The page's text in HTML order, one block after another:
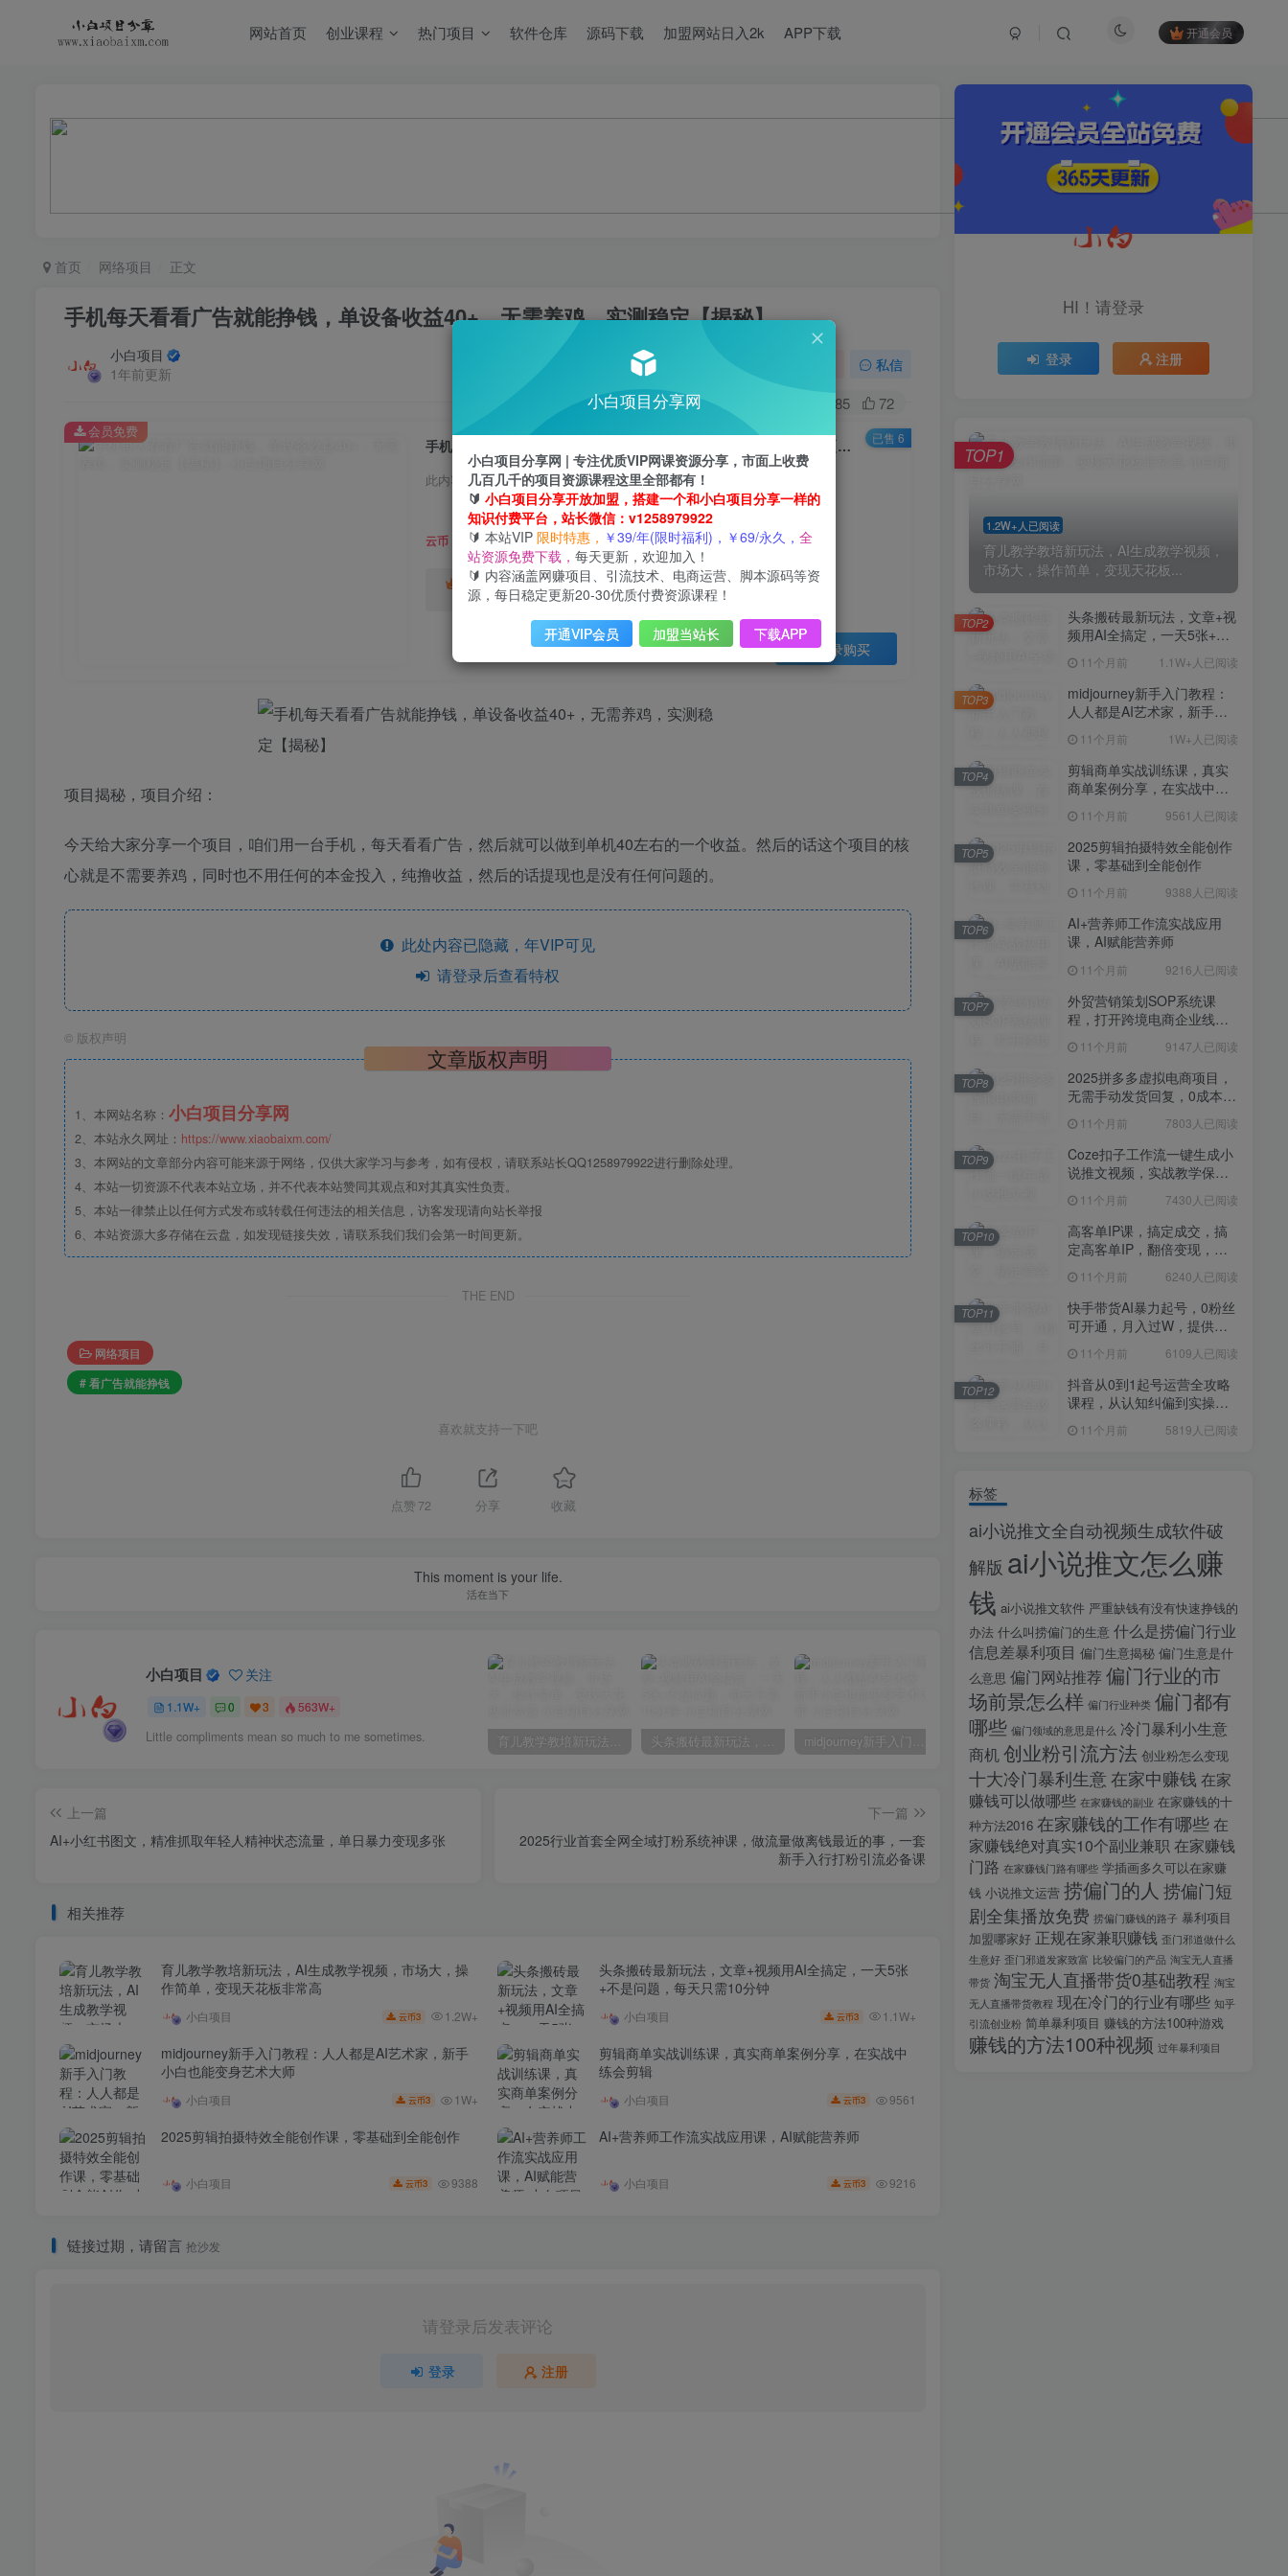
网站首页 创业课程 热门项目 软件仓库 源码下载 加盟网站日入2k APP下载 开通会员
首页 网络项目 正文
手机每天看看广告就能挣钱，单设备收益40+，无需养鸡，实测稳定【揭秘】
小白项目
1年前更新
私信
485 72
手机每天看看广告就能挣钱，单设备收益40+，无需养鸡，实测稳定【揭秘】
此内容为会员免费，请付费后查看
云币 3 限时特惠
云币99
年VIP免费 终身VIP会员
免费
登录购买
会员免费 已售 6
项目揭秘，项目介绍：
今天给大家分享一个项目，咱们用一台手机，每天看看广告，然后就可以做到单机40左右的一个收益。然后的话这个项目的核
心就是不需要养鸡，同时也不用任何的本金投入，纯撸收益，然后的话提现也是没有任何问题的。
此处内容已隐藏，年VIP可见
请登录后查看特权
© 版权声明
文章版权声明
1、本网站名称： 小白项目分享网
2、本站永久网址： https://www.xiaobaixm.com/
3、本网站的文章部分内容可能来源于网络，仅供大家学习与参考，如有侵权，请联系站长QQ1258979922进行删除处理。
4、本站一切资源不代表本站立场，并不代表本站赞同其观点和对其真实性负责。
5、本站一律禁止以任何方式发布或转载任何违法的相关信息，访客发现请向站长举报
6、本站资源大多存储在云盘，如发现链接失效，请联系我们我们会第一时间更新。
THE END
网络项目
# 看广告就能挣钱
喜欢就支持一下吧
点赞 72 分享 收藏
You have to work very hard to seem effortless.
你必须十分努力，才能看上去毫不费劲
小白项目 关注
1.1W+ 0 3 563W+
You have to work very hard to seem effortless. 育儿教学教培新玩法，AI生成教学视频，市场大，操作简单，变现天花板非常高 头条搬砖最新玩法，文章+视频用AI全搞定，一天5张+不是问题，每天只需10分钟 midjourney新手入门教程：人人都是AI艺术家，新手小白也能变身艺术大师 剪辑商单实战训练课，真实商单案例分享，在实战中练会剪辑 2025剪辑拍摄特效全能创作课，零基础到全能创作
上一篇
AI+小红书图文，精准抓取年轻人精神状态流量，单日暴力变现多张
下一篇
2025行业首套全网全域打粉系统神课，做流量做离钱最近的事，一套
新手入行打粉引流必备课
相关推荐
育儿教学教培新玩法，AI生成教学视频，市场大，操
作简单，变现天花板非常高
小白项目 云币3 1.2W+
头条搬砖最新玩法，文章+视频用AI全搞定，一天5张
+不是问题，每天只需10分钟
小白项目 云币3 1.1W+
midjourney新手入门教程：人人都是AI艺术家，新手
小白也能变身艺术大师
小白项目 云币3 1W+
剪辑商单实战训练课，真实商单案例分享，在实战中
练会剪辑
小白项目 云币3 9561
2025剪辑拍摄特效全能创作课，零基础到全能创作
小白项目 云币3 9388
AI+营养师工作流实战应用课，AI赋能营养师
小白项目 云币3 9216
链接过期，请留言 抢沙发
请登录后发表评论
登录 注册
1.2W+人已阅读
育儿教学教培新玩法，AI生成教学视频，
市场大，操作简单，变现天花板...
TOP1
频用AI全搞定，一天5张+不
是问题，每天只需10分钟
midjourney新手入门教程：
人人都是AI艺术家，新手小
TOP4
11个月前 9388人已阅读
TOP5
AI+营养师工作流实战应用
课，AI赋能营养师
11个月前 9216人已阅读
TOP6
外贸营销策划SOP系统课
程，打开跨境电商企业线上
营销任督二脉
11个月前 9147人已阅读
2025拼多多虚拟电商项目，
无需手动发货回复，0成本，
轻松月入1-5W【揭秘】
11个月前 7803人已阅读
Coze扣子工作流一键生成小
说推文视频，实战教学保姆
级教程11个月前 7430人已阅读
高客单IP课，搞定成交，搞
定高客单IP，翻倍变现，轻
松卖爆，不销而销
11个月前 6240人已阅读
快手带货AI暴力起号，0粉丝
可开通，月入过W，提供账
号就行，适合普通人的懒人
项目【揭秘】
11个月前 6109人已阅读
抖音从0到1起号运营全攻略
课程，从认知纠偏到实操落
地，高效起号变现
11个月前 5819人已阅读
HI！请登录
登录 注册
1.2W+人已阅读
育儿教学教培新玩法，AI生成教学视频，
市场大，操作简单，变现天花板...
TOP1
头条搬砖最新玩法，文章+视
频用AI全搞定，一天5张+不
11个月前 1.1W+人已阅读
TOP2
midjourney新手入门教程：
人人都是AI艺术家，新手小
11个月前 1W+人已阅读
TOP3
剪辑商单实战训练课，真实
商单案例分享，在实战中练
11个月前 9561人已阅读
TOP4
2025剪辑拍摄特效全能创作
课，零基础到全能创作
11个月前 9388人已阅读
TOP5
AI+营养师工作流实战应用
课，AI赋能营养师
11个月前 9216人已阅读
TOP6
外贸营销策划SOP系统课
程，打开跨境电商企业线上
11个月前 9147人已阅读
TOP7
2025拼多多虚拟电商项目，
无需手动发货回复，0成本，
11个月前 7803人已阅读
TOP8
Coze扣子工作流一键生成小
说推文视频，实战教学保姆
11个月前 7430人已阅读
TOP9
高客单IP课，搞定成交，搞
定高客单IP，翻倍变现，轻
11个月前 6240人已阅读
TOP10
快手带货AI暴力起号，0粉丝
可开通，月入过W，提供账
项目【揭秘】
11个月前 6109人已阅读
TOP11
抖音从0到1起号运营全攻略
课程，从认知纠偏到实操落
11个月前 5819人已阅读
TOP12
标签
ai小说推文全自动视频生成软件破
解版 ai小说推文怎么赚
钱 ai小说推文软件 严重缺钱有没有快速挣钱的
办法 什么叫捞偏门的生意 什么是捞偏门行业
信息差暴利项目 偏门生意揭秘 偏门生意是什
么意思 偏门网站推荐 偏门行业的市
场前景怎么样 偏门行业种类 偏门都有
哪些 偏门领域的意思是什么 冷门暴利小生意
商机创业粉引流方法 创业粉怎么变现
十大冷门暴利生意 在家中赚钱 在家
赚钱可以做哪些 在家赚钱的副业 在家赚钱的十
种方法2016 在家赚钱的工作有哪些在
家赚钱绝对真实10个副业兼职 在家赚钱
门路 在家赚钱门路有哪些 学插画多久可以在家赚
钱 小说推文运营 捞偏门的人 捞偏门短
剧全集播放免费 捞偏门赚钱的路子 暴利项目
加盟哪家好 正规在家兼职赚钱 歪门邪道做什么
生意好 歪门邪道发家致富 比较偏门的产品 淘宝无人直播
带货 淘宝无人直播带货0基础教程 淘宝
无人直播带货教程 现在冷门的行业有哪些 知乎
引流创业粉 简单暴利项目 赚钱的方法100种游戏
赚钱的方法100种视频 过年暴利项目
小白项目分享网
小白项目分享网 | 专注优质VIP网课资源分享，市面上收费
几百几千的项目资源课程这里全部都有！
🔰 小白项目分享开放加盟，搭建一个和小白项目分享一样的
知识付费平台，站长微信：v1258979922
🔰 本站VIP 限时特惠， ￥39/年(限时福利)，￥69/永久， 全
站资源免费下载， 每天更新，欢迎加入！
🔰 内容涵盖网赚项目、引流技术、电商运营、脚本源码等资
源，每日稳定更新20-30优质付费资源课程！
开通VIP会员 加盟当站长 下载APP